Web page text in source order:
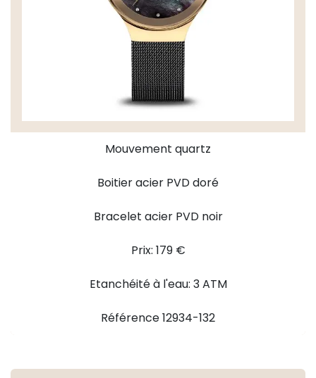
Mouvement quartz
Boitier acier PVD doré
Bracelet acier PVD noir
Prix: 179 €
Etanchéité à l'eau: 3 ATM
Référence 12934-132